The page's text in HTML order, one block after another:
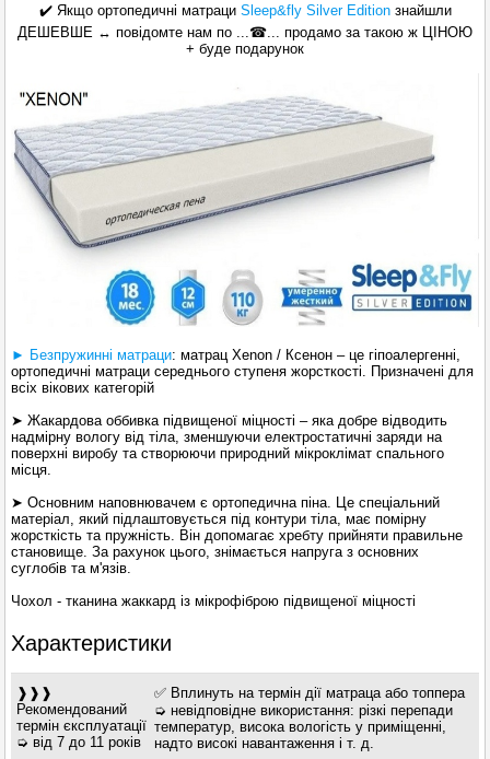
✔️Якщо ортопедичні матраци Sleep&fly Silver Editionзнайшли
ДЕШЕВШЕ ↔ повідомте нам по ...☎... продамо за такою ж ЦІНОЮ
+ буде подарунок
► Безпружинні матраци: матрац Xenon / Ксенон – це гіпоалергенні,
ортопедичні матраци середнього ступеня жорсткості. Призначені для
всіх вікових категорій
➤ Жакардова оббивка підвищеної міцності – яка добре відводить
надмірну вологу від тіла, зменшуючи електростатичні заряди на
поверхні виробу та створюючи природний мікроклімат спального
місця.
➤ Основним наповнювачем є ортопедична піна. Це спеціальний
матеріал, який підлаштовується під контури тіла, має помірну
жорсткість та пружність. Він допомагає хребту прийняти правильне
становище. За рахунок цього, знімається напруга з основних
суглобів та м'язів.
Чохол - тканина жаккард із мікрофіброю підвищеної міцності
Характеристики
❱❱❱
Рекомендований
термін єксплуатації
➭ від 7 до 11 років
✅ Вплинуть на термін дії матраца або топпера
➭ невідповідне використання: різкі перепади
температур, висока вологість у приміщенні,
надто високі навантаження і т. д.